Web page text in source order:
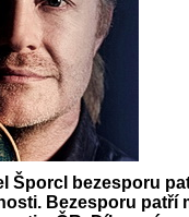
Šporcl
bezesporu
Bezesporu patří